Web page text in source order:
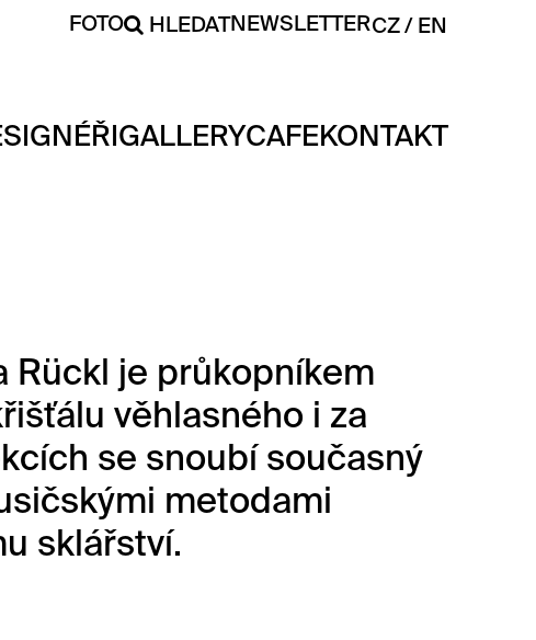
FOTO HLEDATNEWSLETTERCZ EN
GALLERYCAFEKONTAKT
Rückl je průkopníkem
věhlasného i za
se snoubí současný
metodami
sklářství.